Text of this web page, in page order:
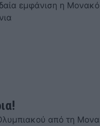
εμφάνιση η Μονακό
από τη